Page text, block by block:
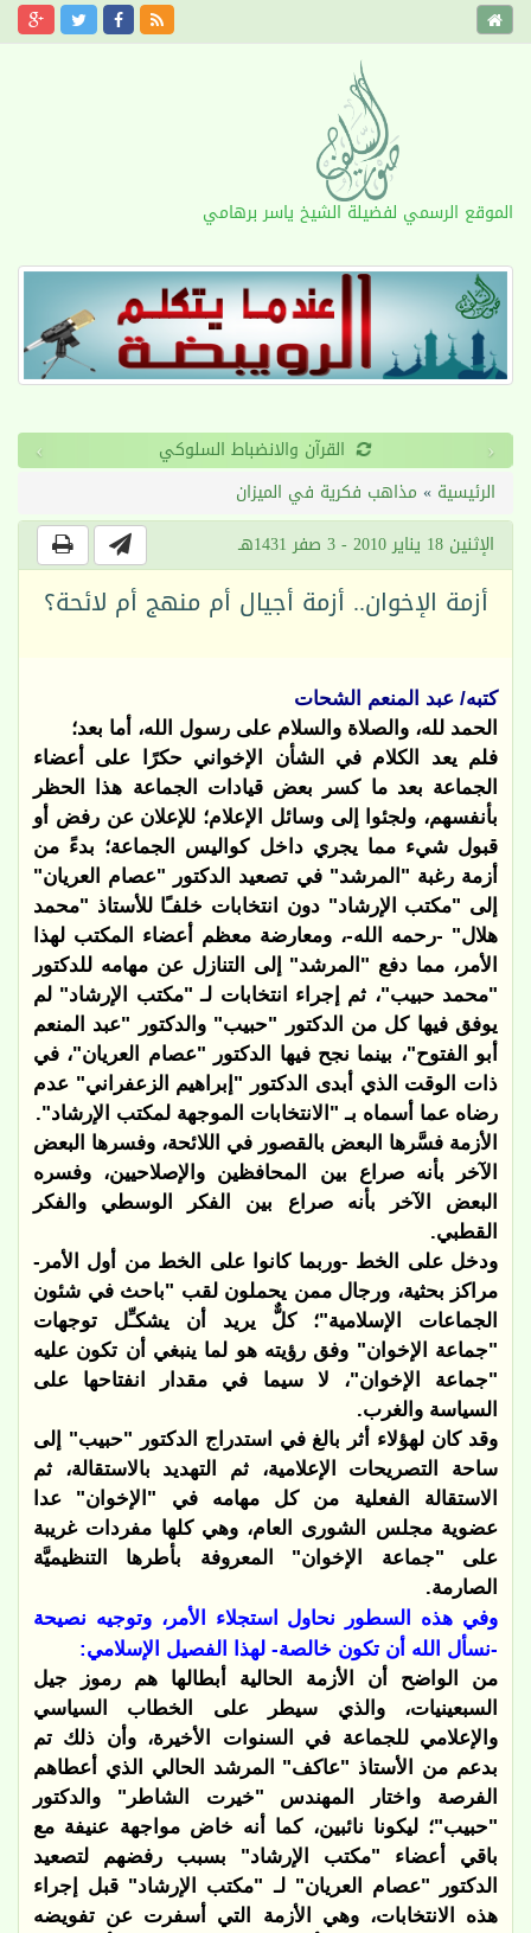
الموقع الرسمي لفضيلة الشيخ ياسر برهامي
طول الأمد ‹
›
الرئيسية » مذاهب فكرية في الميزان
الإثنين 18 يناير 2010 - 3 صفر 1431هـ
أزمة الإخوان.. أزمة أجيال أم منهج أم لائحة؟
كتبه/ عبد المنعم الشحات
الحمد لله، والصلاة والسلام على رسول الله، أما بعد؛
فلم يعد الكلام في الشأن الإخواني حكرًا على أعضاء
الجماعة بعد ما كسر بعض قيادات الجماعة هذا الحظر
بأنفسهم، ولجئوا إلى وسائل الإعلام؛ للإعلان عن رفض أو
قبول شيء مما يجري داخل كواليس الجماعة؛ بدءً من
أزمة رغبة "المرشد" في تصعيد الدكتور "عصام العريان"
إلى "مكتب الإرشاد" دون انتخابات خلفـًا للأستاذ "محمد
هلال" -رحمه الله-، ومعارضة معظم أعضاء المكتب لهذا
الأمر، مما دفع "المرشد" إلى التنازل عن مهامه للدكتور
"محمد حبيب"، ثم إجراء انتخابات لـ "مكتب الإرشاد" لم
يوفق فيها كل من الدكتور "حبيب" والدكتور "عبد المنعم
أبو الفتوح"، بينما نجح فيها الدكتور "عصام العريان"، في
ذات الوقت الذي أبدى الدكتور "إبراهيم الزعفراني" عدم
رضاه عما أسماه بـ "الانتخابات الموجهة لمكتب الإرشاد".
الأزمة فسَّرها البعض بالقصور في اللائحة، وفسرها البعض
الآخر بأنه صراع بين المحافظين والإصلاحيين، وفسره
البعض الآخر بأنه صراع بين الفكر الوسطي والفكر
القطبي.
ودخل على الخط -وربما كانوا على الخط من أول الأمر-
مراكز بحثية، ورجال ممن يحملون لقب "باحث في شئون
الجماعات الإسلامية"؛ كلٌّ يريد أن يشكـِّل توجهات
"جماعة الإخوان" وفق رؤيته هو لما ينبغي أن تكون عليه
"جماعة الإخوان"، لا سيما في مقدار انفتاحها على
السياسة والغرب.
وقد كان لهؤلاء أثر بالغ في استدراج الدكتور "حبيب" إلى
ساحة التصريحات الإعلامية، ثم التهديد بالاستقالة، ثم
الاستقالة الفعلية من كل مهامه في "الإخوان" عدا
عضوية مجلس الشورى العام، وهي كلها مفردات غريبة
على "جماعة الإخوان" المعروفة بأطرها التنظيميَّة
الصارمة.
وفي هذه السطور نحاول استجلاء الأمر، وتوجيه نصيحة
-نسأل الله أن تكون خالصة- لهذا الفصيل الإسلامي:
من الواضح أن الأزمة الحالية أبطالها هم رموز جيل
السبعينيات، والذي سيطر على الخطاب السياسي
والإعلامي للجماعة في السنوات الأخيرة، وأن ذلك تم
بدعم من الأستاذ "عاكف" المرشد الحالي الذي أعطاهم
الفرصة واختار المهندس "خيرت الشاطر" والدكتور
"حبيب"؛ ليكونا نائبين، كما أنه خاض مواجهة عنيفة مع
باقي أعضاء "مكتب الإرشاد" بسبب رفضهم لتصعيد
الدكتور "عصام العريان" لـ "مكتب الإرشاد" قبل إجراء
هذه الانتخابات، وهي الأزمة التي أسفرت عن تفويضه